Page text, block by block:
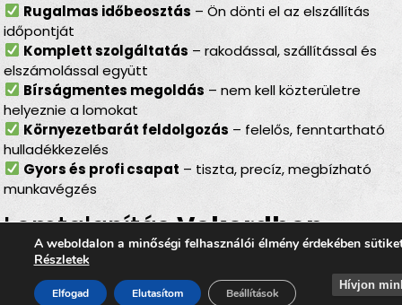
Rugalmas időbeosztás – Ön dönti el az elszállítás
időpontját
Komplett szolgáltatás – rakodással, szállítással és
elszámolással együtt
Bírságmentes megoldás – nem kell közterületre
helyeznie a lomokat
Környezetbarát feldolgozás – felelős, fenntartható
hulladékkezelés
Gyors és profi csapat – tiszta, precíz, megbízható
munkavégzés
LomtalanításVekerdben–
ideális választás minden
helyzetben
A weboldalon a minőségi felhasználói élmény érdekében
Részletek
Elfogad Elutasítom Beállítások
Hívjon